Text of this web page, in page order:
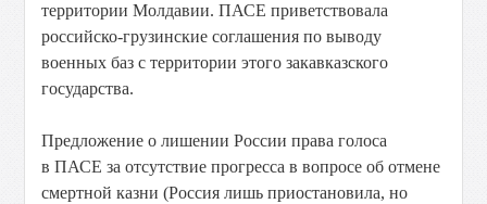
территории Молдавии. ПАСЕ приветствовала
российско-грузинские соглашения по выводу
военных баз с территории этого закавказского
государства.
Предложение о лишении России права голоса
в ПАСЕ за отсутствие прогресса в вопросе об отмене
смертной казни (Россия лишь приостановила, но